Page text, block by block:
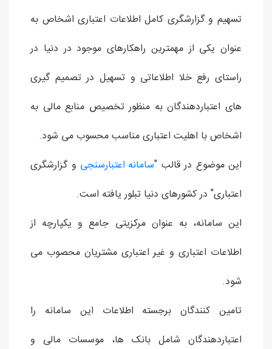
تسهیم و گزارشگری کامل اطلاعات اعتباری اشخاص به
عنوان یکی از مهمترین راهکارهای موجود در دنیا در
راستای رفع خلا اطلاعاتی و تسهیل در تصمیم گیری
های اعتباردهندگان به منظور تخصیص منابع مالی به
اشخاص با اهلیت اعتباری مناسب محسوب می شود.
این موضوع در قالب "سامانه اعتبارسنجی و گزارشگری
اعتباری" در کشورهای دنیا تبلور یافته است.
این سامانه، به عنوان مرکزیتی جامع و یکپارچه از
اطلاعات اعتباری و غیر اعتباری مشتریان محصوب می
شود.
تامین کنندگان برجسته اطلاعات این سامانه را
اعتباردهندگان شامل بانک ها، موسسات مالی و